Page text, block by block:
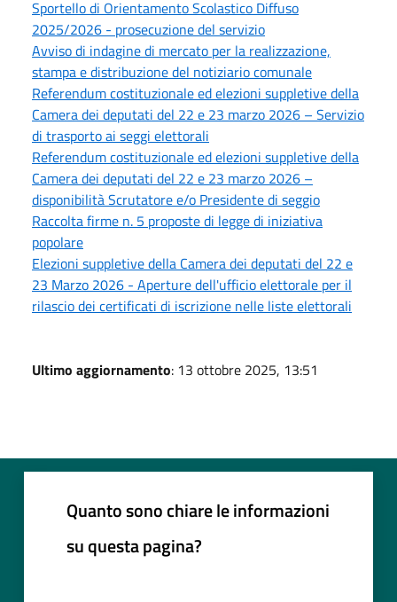
Sportello di Orientamento Scolastico Diffuso
2025/2026 - prosecuzione del servizio
Avviso di indagine di mercato per la realizzazione,
stampa e distribuzione del notiziario comunale
Referendum costituzionale ed elezioni suppletive della
Camera dei deputati del 22 e 23 marzo 2026 – Servizio
di trasporto ai seggi elettorali
Referendum costituzionale ed elezioni suppletive della
Camera dei deputati del 22 e 23 marzo 2026 –
disponibilità Scrutatore e/o Presidente di seggio
Raccolta firme n. 5 proposte di legge di iniziativa
popolare
Elezioni suppletive della Camera dei deputati del 22 e
23 Marzo 2026 - Aperture dell'ufficio elettorale per il
rilascio dei certificati di iscrizione nelle liste elettorali
Ultimo aggiornamento: 13 ottobre 2025, 13:51
Quanto sono chiare le informazioni
su questa pagina?